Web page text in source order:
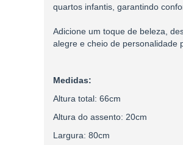
quartos infantis, garantindo
Adicione um toque de beleza,
alegre e cheio de personalidade
Medidas:
Altura total: 66cm
Altura do assento: 20cm
Largura: 80cm